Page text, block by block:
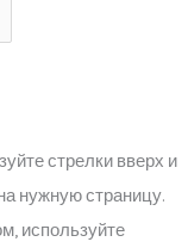
стрелки вверх и
нужную страницу.
используйте